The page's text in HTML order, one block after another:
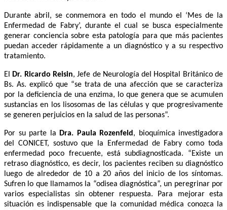
Durante abril, se conmemora en todo el mundo el ‘Mes de la
Enfermedad de Fabry’, durante el cual se busca especialmente
generar conciencia sobre esta patología para que más pacientes
puedan acceder rápidamente a un diagnóstico y a su respectivo
tratamiento.
ElDr. Ricardo Reisin, Jefe de Neurología del Hospital Británico de
Bs. As. explicó que “se trata de una afección que se caracteriza
por la deficiencia de una enzima, lo que genera que se acumulen
sustancias en los lisosomas de las células y que progresivamente
se generen perjuicios en la salud de las personas”.
Por su parte la Dra. Paula Rozenfeld, bioquímica investigadora
del CONICET, sostuvo que la Enfermedad de Fabry como toda
enfermedad poco frecuente, está subdiagnosticada. “Existe un
retraso diagnóstico, es decir, los pacientes reciben su diagnóstico
luego de alrededor de 10 a 20 años del inicio de los síntomas.
Sufren lo que llamamos la “odisea diagnóstica”, un peregrinar por
varios especialistas sin obtener respuesta. Para mejorar esta
situación es indispensable que la comunidad médica conozca la